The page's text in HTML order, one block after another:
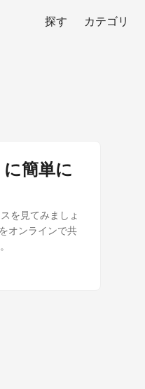
探す カテゴリ
簡単に
を見てみましょ
オンラインで共